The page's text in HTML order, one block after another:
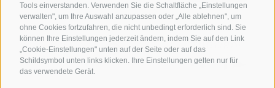
Tools einverstanden. Verwenden Sie die Schaltfläche „Einstellungen
verwalten", um Ihre Auswahl anzupassen oder „Alle ablehnen", um
ohne Cookies fortzufahren, die nicht unbedingt erforderlich sind. Sie
können Ihre Einstellungen jederzeit ändern, indem Sie auf den Link
„Cookie-Einstellungen" unten auf der Seite oder auf das
Schildsymbol unten links klicken. Ihre Einstellungen gelten nur für
das verwendete Gerät.